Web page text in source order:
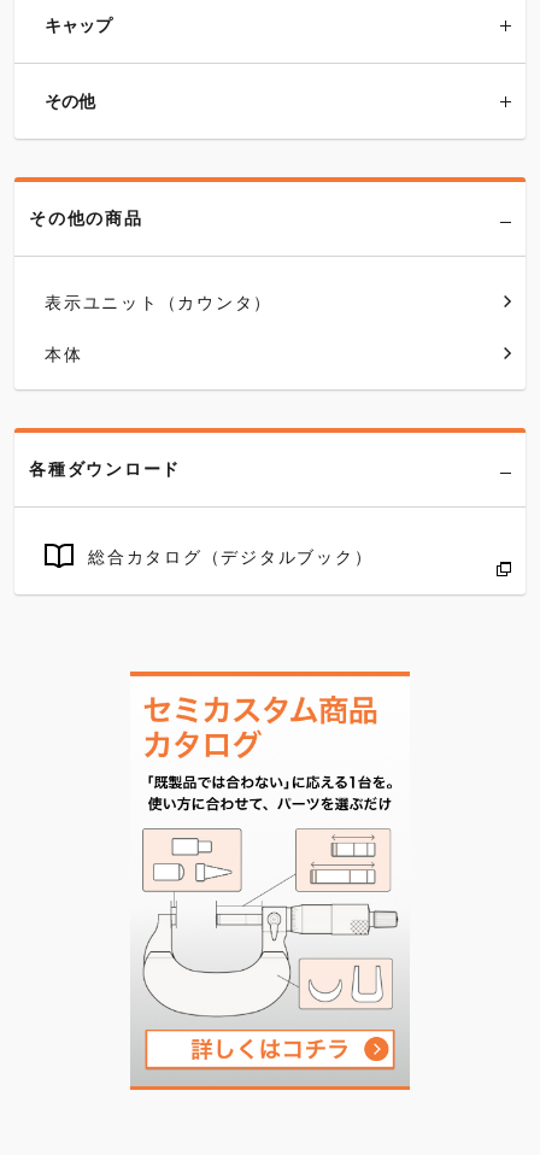
キャップ
その他
その他の商品
表示ユニット（カウンタ）
本体
各種ダウンロード
総合カタログ（デジタルブック）